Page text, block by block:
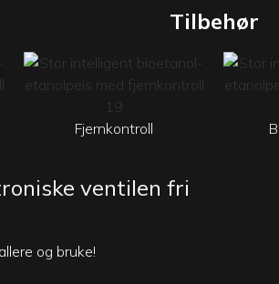
Tilbehør
Fjernkontroll
ventilen fri
og bruke!